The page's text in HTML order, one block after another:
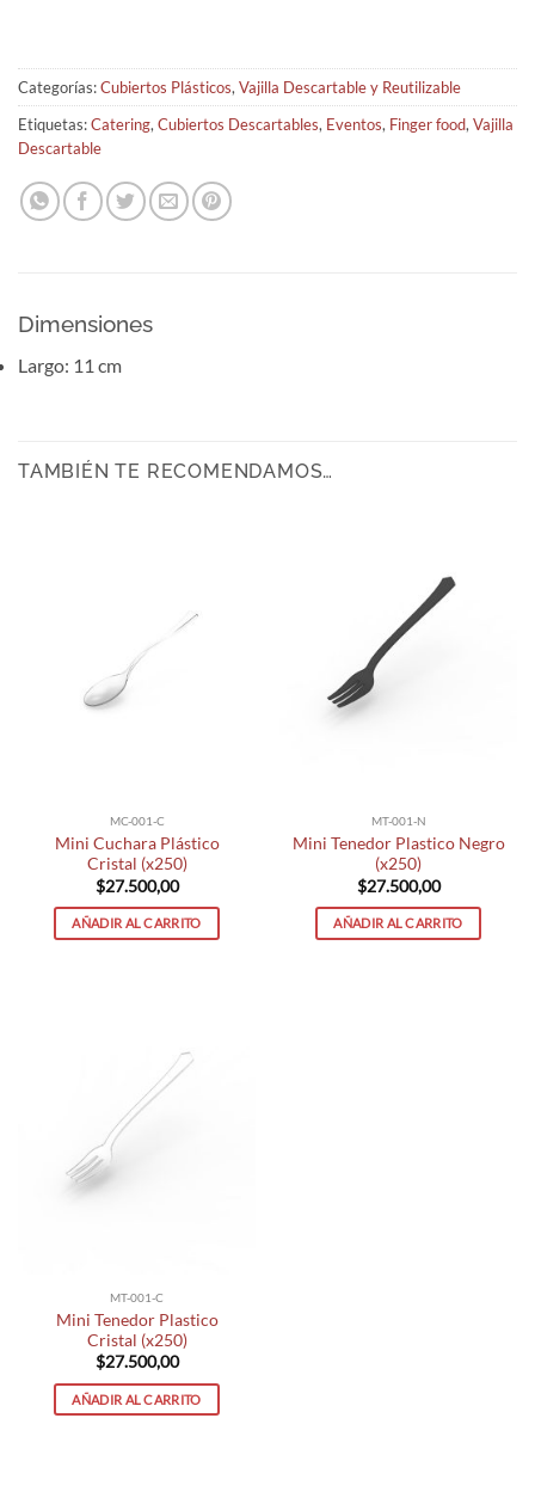
Categorías:Cubiertos Plásticos,Vajilla Descartable y Reutilizable
Etiquetas:Catering,Cubiertos Descartables, Eventos, Finger food,Vajilla
Descartable
Dimensiones
Largo: 11 cm
TAMBIÉN TE RECOMENDAMOS…
MC-001-C
Mini Cuchara Plástico
Cristal (x250)
$27.500,00
AÑADIR AL CARRITO
MT-001-N
Mini Tenedor Plastico Negro
(x250)
$27.500,00
AÑADIR AL CARRITO
MT-001-C
Mini Tenedor Plastico
Cristal (x250)
$27.500,00
AÑADIR AL CARRITO